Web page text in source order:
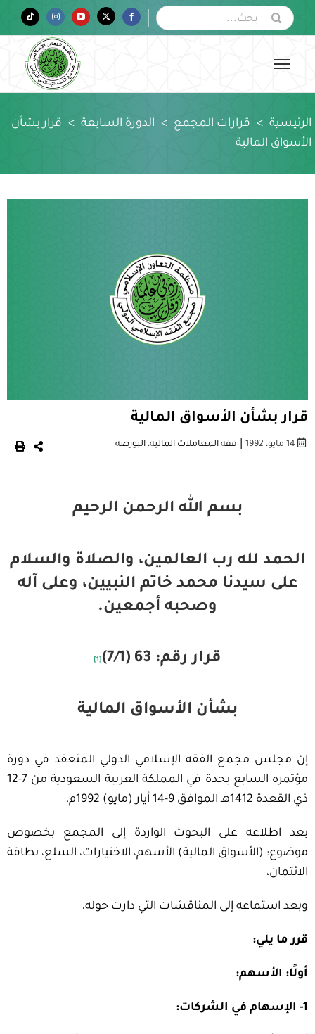
البحث
عن:
Facebook
Twitter
YouTube
Instagram
Tiktok
الرئيسية > قرارات المجمع > الدورة السابعة > قرار بشأن
الأسواق المالية
قرار بشأن الأسواق المالية
14 مايو، 1992 | فقه المعاملات المالية، البورصة
بسم الله الرحمن الرحيم
الحمد لله رب العالمين، والصلاة والسلام
على سيدنا محمد خاتم النبيين، وعلى آله
وصحبه أجمعين.
قرار رقم: 63 (7/1) [1]
بشأن الأسواق المالية
إن مجلس مجمع الفقه الإسلامي الدولي المنعقد في دورة
مؤتمره السابع بجدة في المملكة العربية السعودية من 7-12
ذي القعدة 1412هـ الموافق 9-14 أيار (مايو) 1992م،
بعد اطلاعه على البحوث الواردة إلى المجمع بخصوص
موضوع: (الأسواق المالية) الأسهم، الاختيارات، السلع، بطاقة
الائتمان،
وبعد استماعه إلى المناقشات التي دارت حوله،
قرر ما يلي:
أولًا: الأسهم:
1- الإسهام في الشركات: